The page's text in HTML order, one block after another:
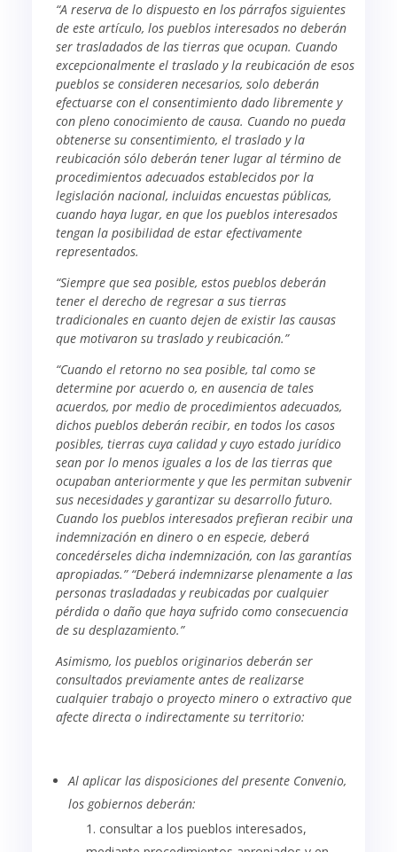
“A reserva de lo dispuesto en los párrafos siguientes
de este artículo, los pueblos interesados no deberán
ser trasladados de las tierras que ocupan. Cuando
excepcionalmente el traslado y la reubicación de esos
pueblos se consideren necesarios, solo deberán
efectuarse con el consentimiento dado libremente y
con pleno conocimiento de causa. Cuando no pueda
obtenerse su consentimiento, el traslado y la
reubicación sólo deberán tener lugar al término de
procedimientos adecuados establecidos por la
legislación nacional, incluidas encuestas públicas,
cuando haya lugar, en que los pueblos interesados
tengan la posibilidad de estar efectivamente
representados.
“Siempre que sea posible, estos pueblos deberán
tener el derecho de regresar a sus tierras
tradicionales en cuanto dejen de existir las causas
que motivaron su traslado y reubicación.”
“Cuando el retorno no sea posible, tal como se
determine por acuerdo o, en ausencia de tales
acuerdos, por medio de procedimientos adecuados,
dichos pueblos deberán recibir, en todos los casos
posibles, tierras cuya calidad y cuyo estado jurídico
sean por lo menos iguales a los de las tierras que
ocupaban anteriormente y que les permitan subvenir
sus necesidades y garantizar su desarrollo futuro.
Cuando los pueblos interesados prefieran recibir una
indemnización en dinero o en especie, deberá
concedérseles dicha indemnización, con las garantías
apropiadas.” “Deberá indemnizarse plenamente a las
personas trasladadas y reubicadas por cualquier
pérdida o daño que haya sufrido como consecuencia
de su desplazamiento.”
Asimismo, los pueblos originarios deberán ser
consultados previamente antes de realizarse
cualquier trabajo o proyecto minero o extractivo que
afecte directa o indirectamente su territorio:
Al aplicar las disposiciones del presente Convenio,
los gobiernos deberán:
consultar a los pueblos interesados,